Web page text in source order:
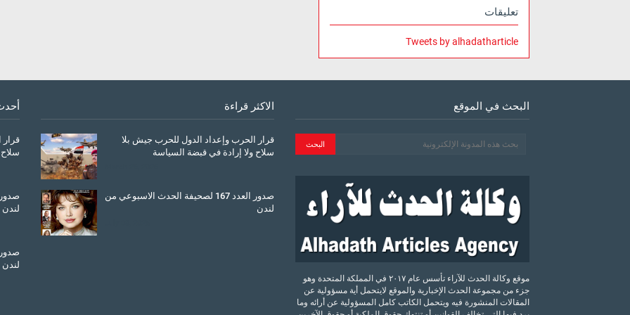
تعليقات
Tweets by alhadatharticle
البحث في الموقع
موقع وكالة الحدث للآراء تأسس عام ٢٠١٧ في المملكة المتحدة وهو
جزء من مجموعة الحدث الإخبارية والموقع لايتحمل أية مسؤولية عن
المقالات المنشورة فيه ويتحمل الكاتب كامل المسؤولية عن أرائه وما
الاكثر قراءة
قرار الحرب وإعداد الدول للحرب جيش بلا
سلاح ولا إرادة في قبضة السياسة
صدور العدد 167 لصحيفة الحدث الاسبوعي من
لندن
لندن
لندن